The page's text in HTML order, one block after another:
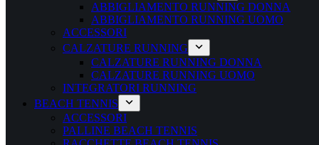
ABBIGLIAMENTO RUNNING DONNA
ABBIGLIAMENTO RUNNING UOMO
ACCESSORI
CALZATURE RUNNING
CALZATURE RUNNING DONNA
CALZATURE RUNNING UOMO
INTEGRATORI RUNNING
BEACH TENNIS
ACCESSORI
PALLINE BEACH TENNIS